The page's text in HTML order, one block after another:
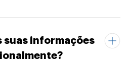
suas informações